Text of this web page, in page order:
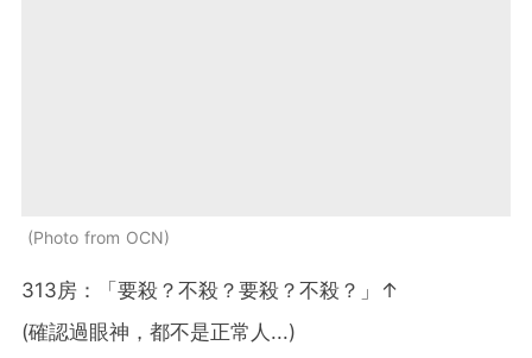
Photo from OCN
313房：「要殺？不殺？要殺？不殺？」↑
(確認過眼神，都不是正常人...)